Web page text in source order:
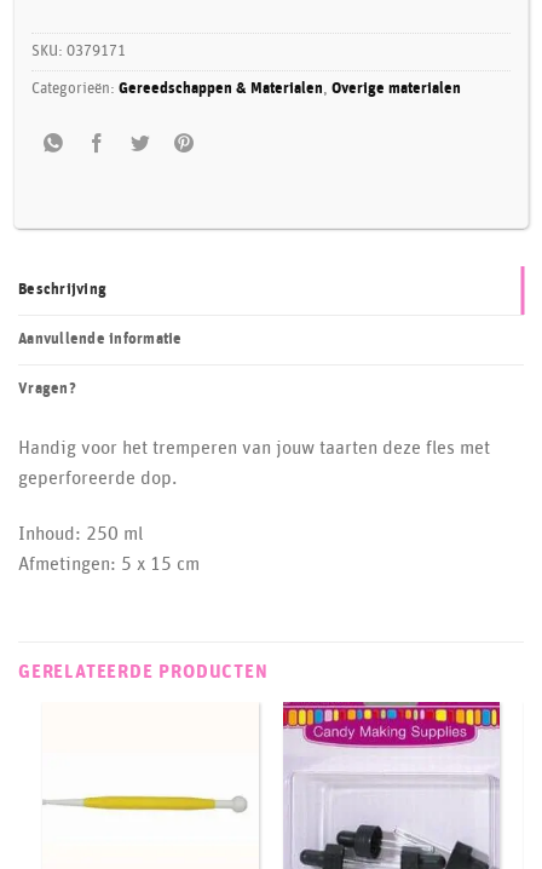
SKU:0379171
Categorieën:Gereedschappen & Materialen,Overige materialen
Beschrijving
Aanvullende informatie
Vragen?
Handig voor het tremperen van jouw taarten deze fles met
geperforeerde dop.
Inhoud: 250 ml
Afmetingen: 5 x 15 cm
GERELATEERDE PRODUCTEN